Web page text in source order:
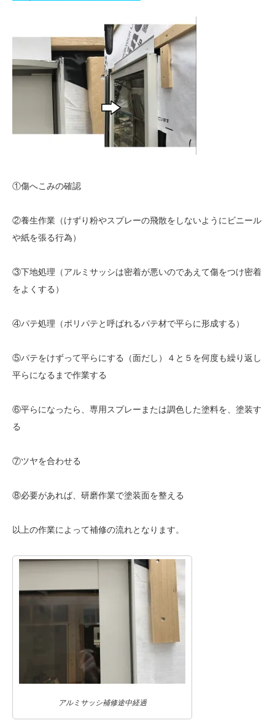
①傷へこみの確認
②養生作業（けずり粉やスプレーの飛散をしないようにビニール
や紙を張る行為）
③下地処理（アルミサッシは密着が悪いのであえて傷をつけ密着
をよくする）
④パテ処理（ポリパテと呼ばれるパテ材で平らに形成する）
⑤パテをけずって平らにする（面だし）４と５を何度も繰り返し
平らになるまで作業する
⑥平らになったら、専用スプレーまたは調色した塗料を、塗装す
る
⑦ツヤを合わせる
⑧必要があれば、研磨作業で塗装面を整える
以上の作業によって補修の流れとなります。
アルミサッシ補修途中経過